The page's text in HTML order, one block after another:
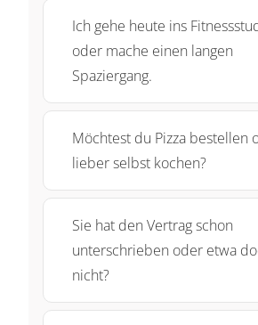
Ich gehe heute ins
oder mache einen langen
Spaziergang.
Möchtest du Pizza bestellen
lieber selbst kochen?
Sie hat den Vertrag schon
unterschrieben oder etwa
nicht?